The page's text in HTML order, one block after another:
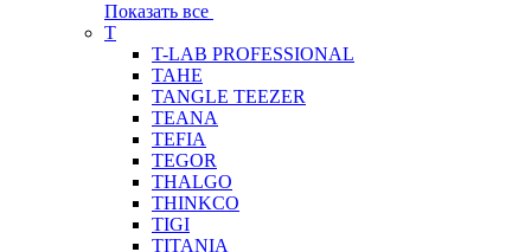
Показать все
T
T-LAB PROFESSIONAL
TAHE
TANGLE TEEZER
TEANA
TEFIA
TEGOR
THALGO
THINKCO
TIGI
TITANIA